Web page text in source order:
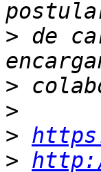
> de
>
>
>
>